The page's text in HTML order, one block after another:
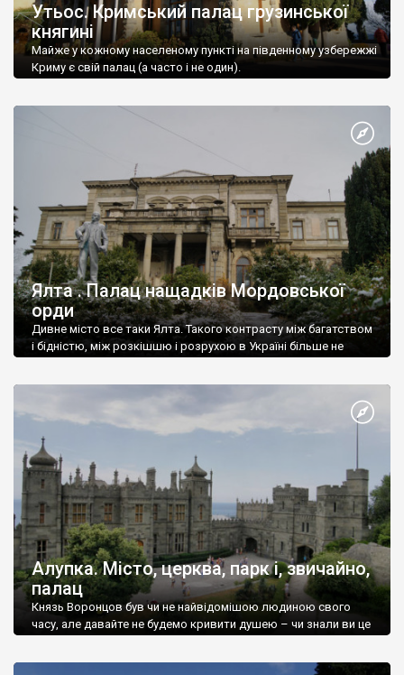
Утьос. Кримський палац грузинської
княгині
Майже у кожному населеному пункті на південному узбережжі
Криму є свій палац (а часто і не один).
Ялта . Палац нащадків Мордовської
орди
Дивне місто все таки Ялта. Такого контрасту між багатством
і бідністю, між розкішшю і розрухою в Україні більше не
Алупка. Місто, церква, парк і, звичайно,
палац
Князь Воронцов був чи не найвідомішою людиною свого
часу, але давайте не будемо кривити душею – чи знали ви це